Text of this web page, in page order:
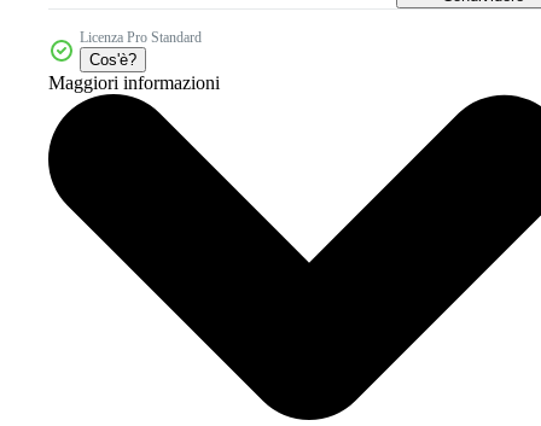
Licenza Pro Standard
Cos'è?
Maggiori informazioni